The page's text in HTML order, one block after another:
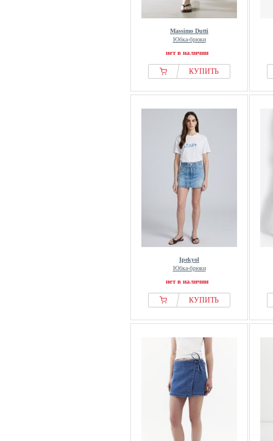
Massimo Dutti
Юбка-брюки
нет в наличии
КУПИТЬ
Ipekyol
Юбка-брюки
нет в наличии
КУПИТЬ